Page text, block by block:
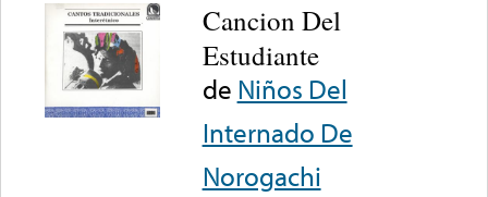
Cancion Del
Estudiante
de Niños Del
Internado De
Norogachi